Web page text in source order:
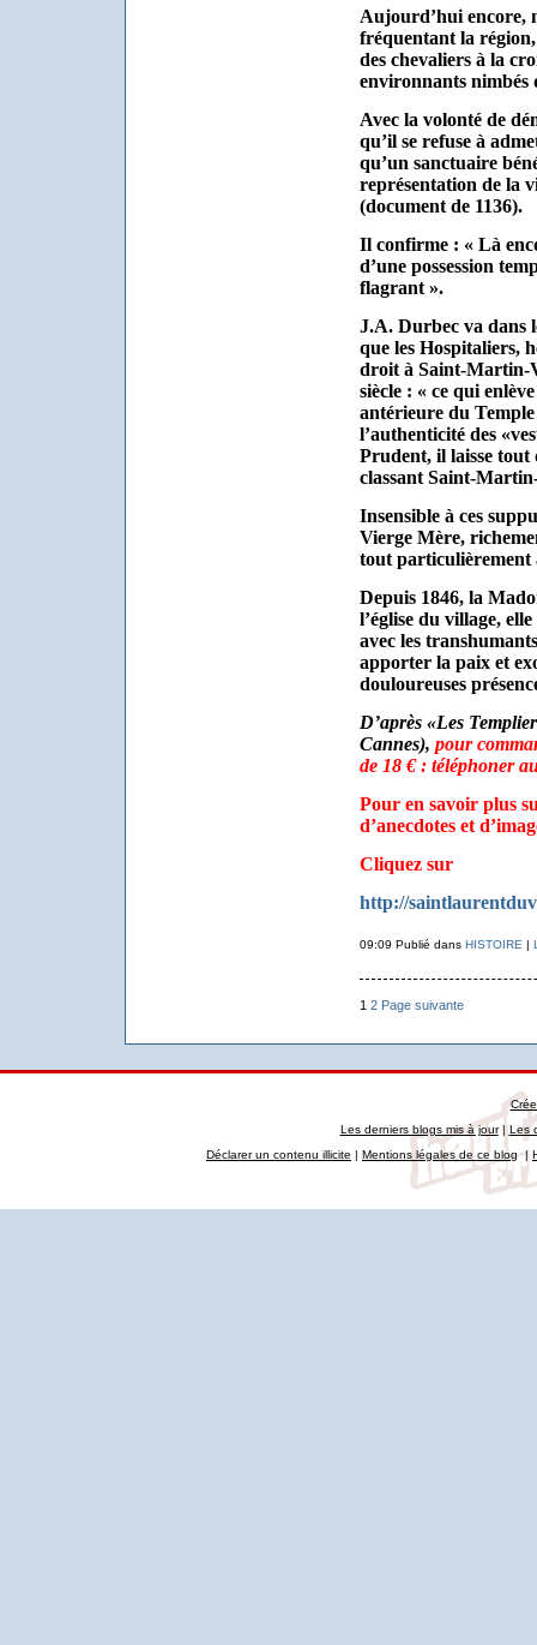
Aujourd’hui encore,
fréquentant la
des chevaliers à la
environnants
Avec la volonté de
qu’il se refuse à
qu’un sanctuaire
représentation de la
(document de 1136).
Il confirme : « Là
d’une possession
flagrant ».
J.A. Durbec va dans
que les Hospitaliers,
droit à Saint-Martin-
siècle : « ce qui
antérieure du
l’authenticité des
Prudent, il laisse tout
classant Saint-
Insensible à ces
Vierge Mère,
tout particulièrement
Depuis 1846, la
l’église du village,
avec les
apporter la paix et
douloureuses
D’après «Les
Cannes), pour
de 18 € : téléphoner
Pour en savoir plus
d’anecdotes et
Cliquez sur
http://
09:09 Publié dans HISTOIRE |
1 2 Page suivante
Les derniers blogs mis à jour|Les
Déclarer un contenu illicite | Mentions légales de ce blog|